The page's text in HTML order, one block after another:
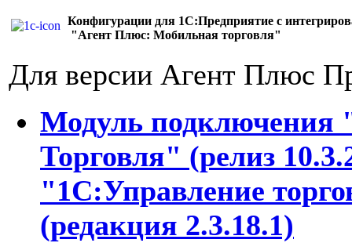
Конфигурации для 1С:Предприятие с
"Агент Плюс: Мобильная торговля"
Для версии Агент Плюс
Модуль
Торговля" (релиз
"1С:Управление
(редакция 2.3.18.1)